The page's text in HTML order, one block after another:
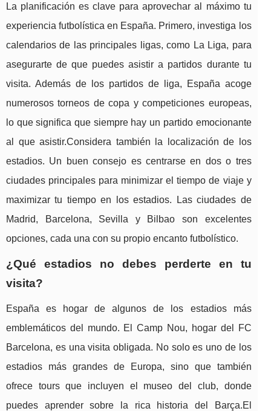
La planificación es clave para aprovechar al máximo tu
experiencia futbolística en España. Primero, investiga los
calendarios de las principales ligas, como La Liga, para
asegurarte de que puedes asistir a partidos durante tu
visita. Además de los partidos de liga, España acoge
numerosos torneos de copa y competiciones europeas,
lo que significa que siempre hay un partido emocionante
al que asistir.Considera también la localización de los
estadios. Un buen consejo es centrarse en dos o tres
ciudades principales para minimizar el tiempo de viaje y
maximizar tu tiempo en los estadios. Las ciudades de
Madrid, Barcelona, Sevilla y Bilbao son excelentes
opciones, cada una con su propio encanto futbolístico.
¿Qué estadios no debes perderte en tu
visita?
España es hogar de algunos de los estadios más
emblemáticos del mundo. El Camp Nou, hogar del FC
Barcelona, es una visita obligada. No solo es uno de los
estadios más grandes de Europa, sino que también
ofrece tours que incluyen el museo del club, donde
puedes aprender sobre la rica historia del Barça.El